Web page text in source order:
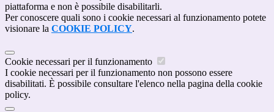
piattaforma e non è possibile disabilitarli.
Per conoscere quali sono i cookie necessari al funzionamento potete
visionare la COOKIE POLICY.
Cookie necessari per il funzionamento
I cookie necessari per il funzionamento non possono essere
disabilitati. È possibile consultare l'elenco nella pagina della cookie
policy.